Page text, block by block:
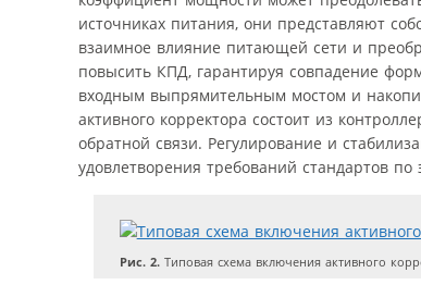
источниках питания, они представляют
взаимное влияние питающей сети и
повысить КПД, гарантируя совпадение
входным выпрямительным мостом и
активного корректора состоит из
обратной связи. Регулирование и
удовлетворения требований стандартов
Рис. 2.Типовая схема включения активного